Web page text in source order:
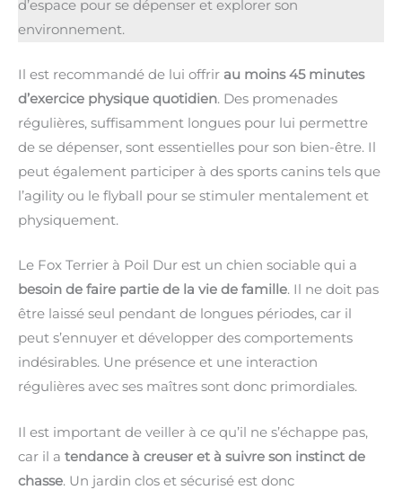
d’espace pour se dépenser et explorer son
environnement.
Il est recommandé de lui offrir au moins 45 minutes
d’exercice physique quotidien. Des promenades
régulières, suffisamment longues pour lui permettre
de se dépenser, sont essentielles pour son bien-être. Il
peut également participer à des sports canins tels que
l’agility ou le flyball pour se stimuler mentalement et
physiquement.
Le Fox Terrier à Poil Dur est un chien sociable qui a
besoin de faire partie de la vie de famille. Il ne doit pas
être laissé seul pendant de longues périodes, car il
peut s’ennuyer et développer des comportements
indésirables. Une présence et une interaction
régulières avec ses maîtres sont donc primordiales.
Il est important de veiller à ce qu’il ne s’échappe pas,
car il a tendance à creuser et à suivre son instinct de
chasse. Un jardin clos et sécurisé est donc